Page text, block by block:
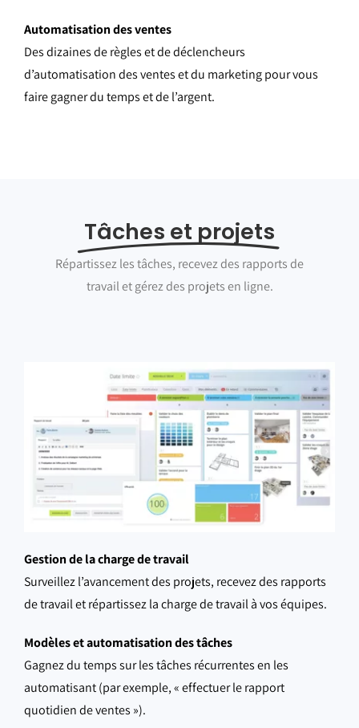
Automatisation des ventes
Des dizaines de règles et de déclencheurs
d’automatisation des ventes et du marketing pour vous
faire gagner du temps et de l’argent.
Tâches et projets
Répartissez les tâches, recevez des rapports de
travail et gérez des projets en ligne.
Gestion de la charge de travail
Surveillez l’avancement des projets, recevez des rapports
de travail et répartissez la charge de travail à vos équipes.
Modèles et automatisation des tâches
Gagnez du temps sur les tâches récurrentes en les
automatisant (par exemple, « effectuer le rapport
quotidien de ventes »).